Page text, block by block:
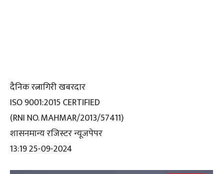
दैनिक रत्नागिरी खबरदार
ISO 9001:2015 CERTIFIED
(RNI NO. MAHMAR/2013/57411)
शासनमान्य रजिस्टर न्यूजपेपर
13:19 25-09-2024